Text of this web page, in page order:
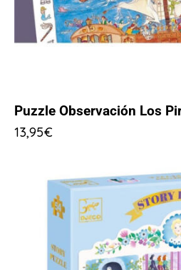
Puzzle Observación Los
13,95€